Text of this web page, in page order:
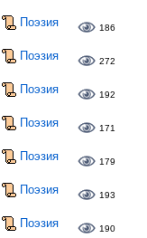
Поэзия 186
Поэзия 272
Поэзия 192
Поэзия 171
Поэзия 179
Поэзия 193
Поэзия 190